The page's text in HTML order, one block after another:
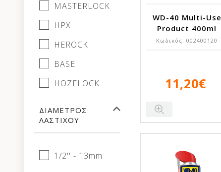
MASTERLOCK
HPX
HEROCK
BASE
HOZELOCK
ΔΙΆΜΕΤΡΟΣ
ΛΆΣΤΙΧΟΥ
1/2'' - 13mm
WD-40 Multi-Use
Product 400ml
Κωδικός:002400120
11,20€